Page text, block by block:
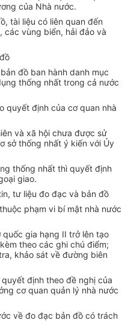
của Nhà nước.
tài liệu có liên quan đến
các vùng biển, hải đảo và
đồ ban hành danh mục
thống nhất trong cả nước
quyết định của cơ quan nhà
và xã hội chưa được sử
sở thống nhất ý kiến với Ủy
thống nhất thì quyết định
giao.
tư liệu đo đạc và bản đồ
phạm vi bí mật nhà nước
gia hạng II trở lên tạo
theo các ghi chú điểm;
khảo sát về đường biên
định theo đề nghị của
cơ quan quản lý nhà nước
về đo đạc bản đồ có trách